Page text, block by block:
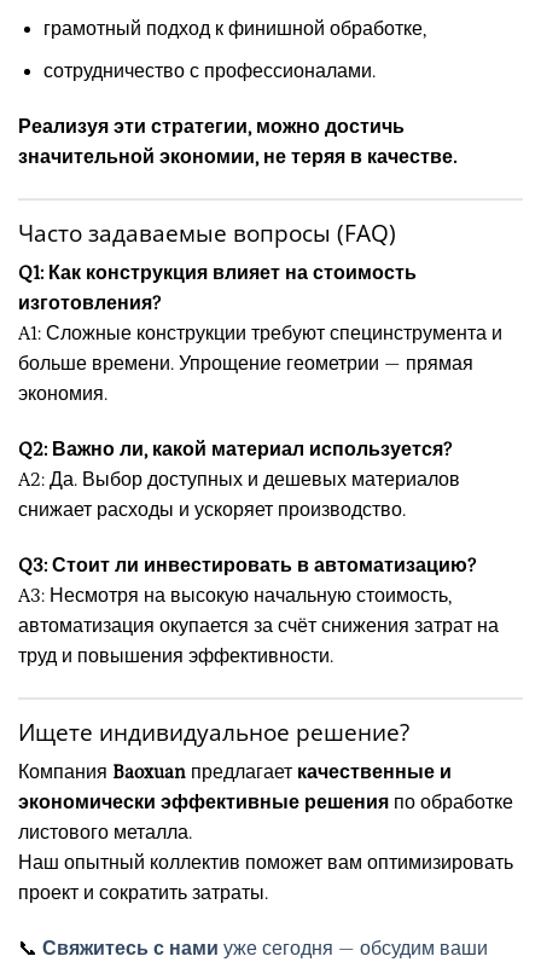
грамотный подход к финишной обработке,
сотрудничество с профессионалами.
Реализуя эти стратегии, можно достичь
значительной экономии, не теряя в качестве.
Часто задаваемые вопросы (FAQ)
Q1: Как конструкция влияет на стоимость
изготовления?
A1: Сложные конструкции требуют специнструмента и
больше времени. Упрощение геометрии — прямая
экономия.
Q2: Важно ли, какой материал используется?
A2: Да. Выбор доступных и дешевых материалов
снижает расходы и ускоряет производство.
Q3: Стоит ли инвестировать в автоматизацию?
A3: Несмотря на высокую начальную стоимость,
автоматизация окупается за счёт снижения затрат на
труд и повышения эффективности.
Ищете индивидуальное решение?
Компания Baoxuan предлагает качественные и
экономически эффективные решения по обработке
листового металла.
Наш опытный коллектив поможет вам оптимизировать
проект и сократить затраты.
📞 Свяжитесь с нами уже сегодня — обсудим ваши